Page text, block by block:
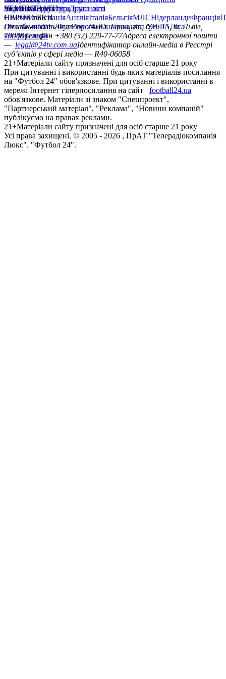
політикаСтруктура власності
УкраїнаПерша лігаДруга ліга
ЧЕМПІОНАТИ
НімеччинаІспаніяАнгліяІталіяБельгіяМЛСНідерландиФранція
ЄВРОКУБКИ
Ліга чемпіонівЛіга ЄвропиЮнацька ліга УЄФАЛіга
конференцій
Онлайн-медіа «Футбол 24»пл. Галицька, буд. 15, м. Львів,
79008Телефон +380 (32) 229-77-77Адреса електронної пошти
— legal@24tv.com.uaІдентифікатор онлайн-медіа в Реєстрі
суб’єктів у сфері медіа — R40-06058
21+Матеріали сайту призначені для осіб старше 21 року
При цитуванні і використанні будь-яких матеріалів посилання
на "Футбол 24" обов'язкове. При цитуванні і використанні в
мережі Інтернет гіперпосилання на сайт
football24.ua
обов'язкове. Матеріали зі знаком "Спецпроект",
"Партнерський матеріал", "Реклама", "Новини компаній"
публікуємо на правах реклами.
21+Матеріали сайту призначені для осіб старше 21 року
Усi права захищенi. © 2005 - 2026 , ПрАТ "Телерадіокомпанія
Люкс". "Футбол 24".